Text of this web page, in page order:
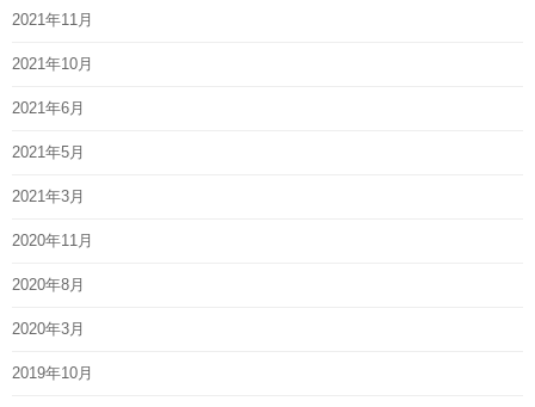
2021年11月
2021年10月
2021年6月
2021年5月
2021年3月
2020年11月
2020年8月
2020年3月
2019年10月